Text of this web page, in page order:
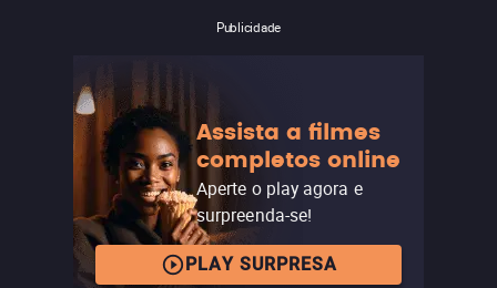
Publicidade
Assista a filmes
completos online
Aperte o play agora e
surpreenda-se!
PLAY SURPRESA